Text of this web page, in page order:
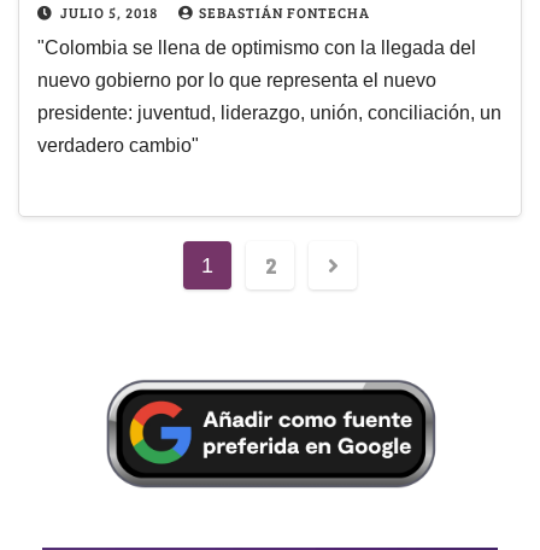
JULIO 5, 2018 SEBASTIÁN FONTECHA
"Colombia se llena de optimismo con la llegada del
nuevo gobierno por lo que representa el nuevo
presidente: juventud, liderazgo, unión, conciliación, un
verdadero cambio"
1 2